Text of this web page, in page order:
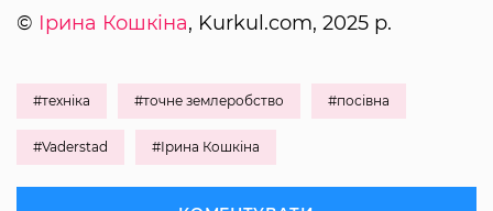
© Ірина Кошкіна, Kurkul.com, 2025 р.
#техніка #точне землеробство #посівна
#Vaderstad #Ірина Кошкіна